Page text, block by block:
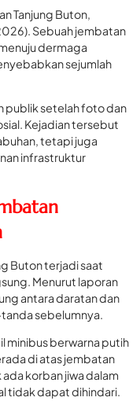
Tanjung Buton,
Sebuah jembatan
dermaga
sejumlah
publik setelah foto dan
Kejadian tersebut
tetapi juga
infrastruktur
Buton terjadi saat
Menurut laporan
antara daratan dan
sebelumnya.
minibus berwarna putih
di atas jembatan
korban jiwa dalam
tidak dapat dihindari.